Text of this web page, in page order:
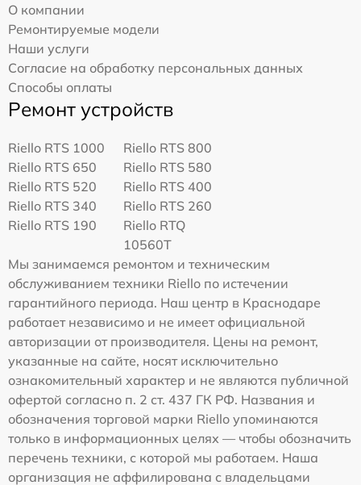
О компании
Ремонтируемые модели
Наши услуги
Согласие на обработку персональных данных
Способы оплаты
Ремонт устройств
Riello RTS 1000
Riello RTS 800
Riello RTS 650
Riello RTS 580
Riello RTS 520
Riello RTS 400
Riello RTS 340
Riello RTS 260
Riello RTS 190
Riello RTQ
10560T
Мы занимаемся ремонтом и техническим
обслуживанием техники Riello по истечении
гарантийного периода. Наш центр в Краснодаре
работает независимо и не имеет официальной
авторизации от производителя. Цены на ремонт,
указанные на сайте, носят исключительно
ознакомительный характер и не являются публичной
офертой согласно п. 2 ст. 437 ГК РФ. Названия и
обозначения торговой марки Riello упоминаются
только в информационных целях — чтобы обозначить
перечень техники, с которой мы работаем. Наша
организация не аффилирована с владельцами